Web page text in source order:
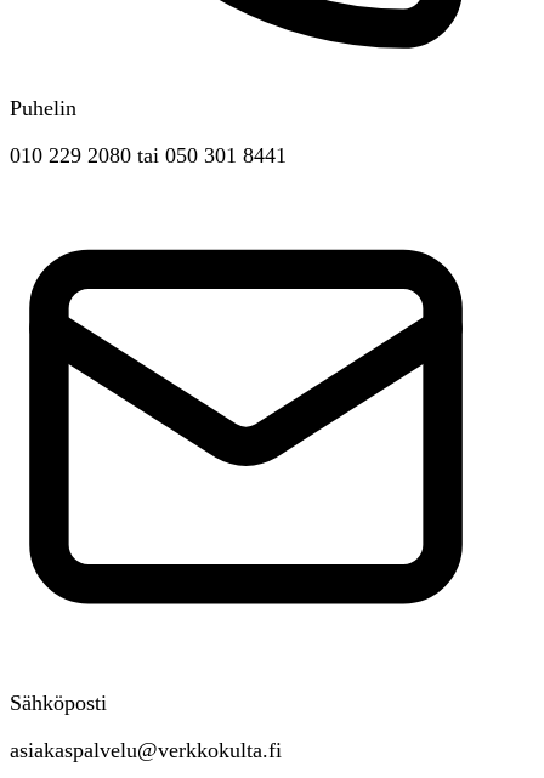
Puhelin
010 229 2080 tai 050 301 8441
Sähköposti
asiakaspalvelu@verkkokulta.fi